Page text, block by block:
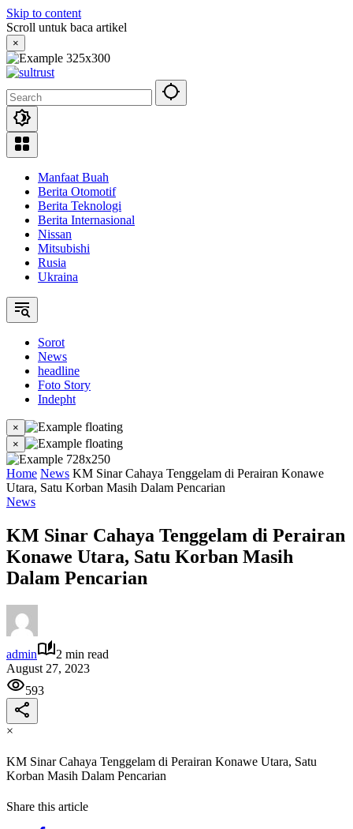
Skip to content
Scroll untuk baca artikel
×
Manfaat Buah
Berita Otomotif
Berita Teknologi
Berita Internasional
Nissan
Mitsubishi
Rusia
Ukraina
Sorot
News
headline
Foto Story
Indepht
×
×
Home News KM Sinar Cahaya Tenggelam di Perairan Konawe
Utara, Satu Korban Masih Dalam Pencarian
News
KM Sinar Cahaya Tenggelam di Perairan
Konawe Utara, Satu Korban Masih
Dalam Pencarian
admin
2 min read
August 27, 2023
593
×
KM Sinar Cahaya Tenggelam di Perairan Konawe Utara, Satu
Korban Masih Dalam Pencarian
Share this article